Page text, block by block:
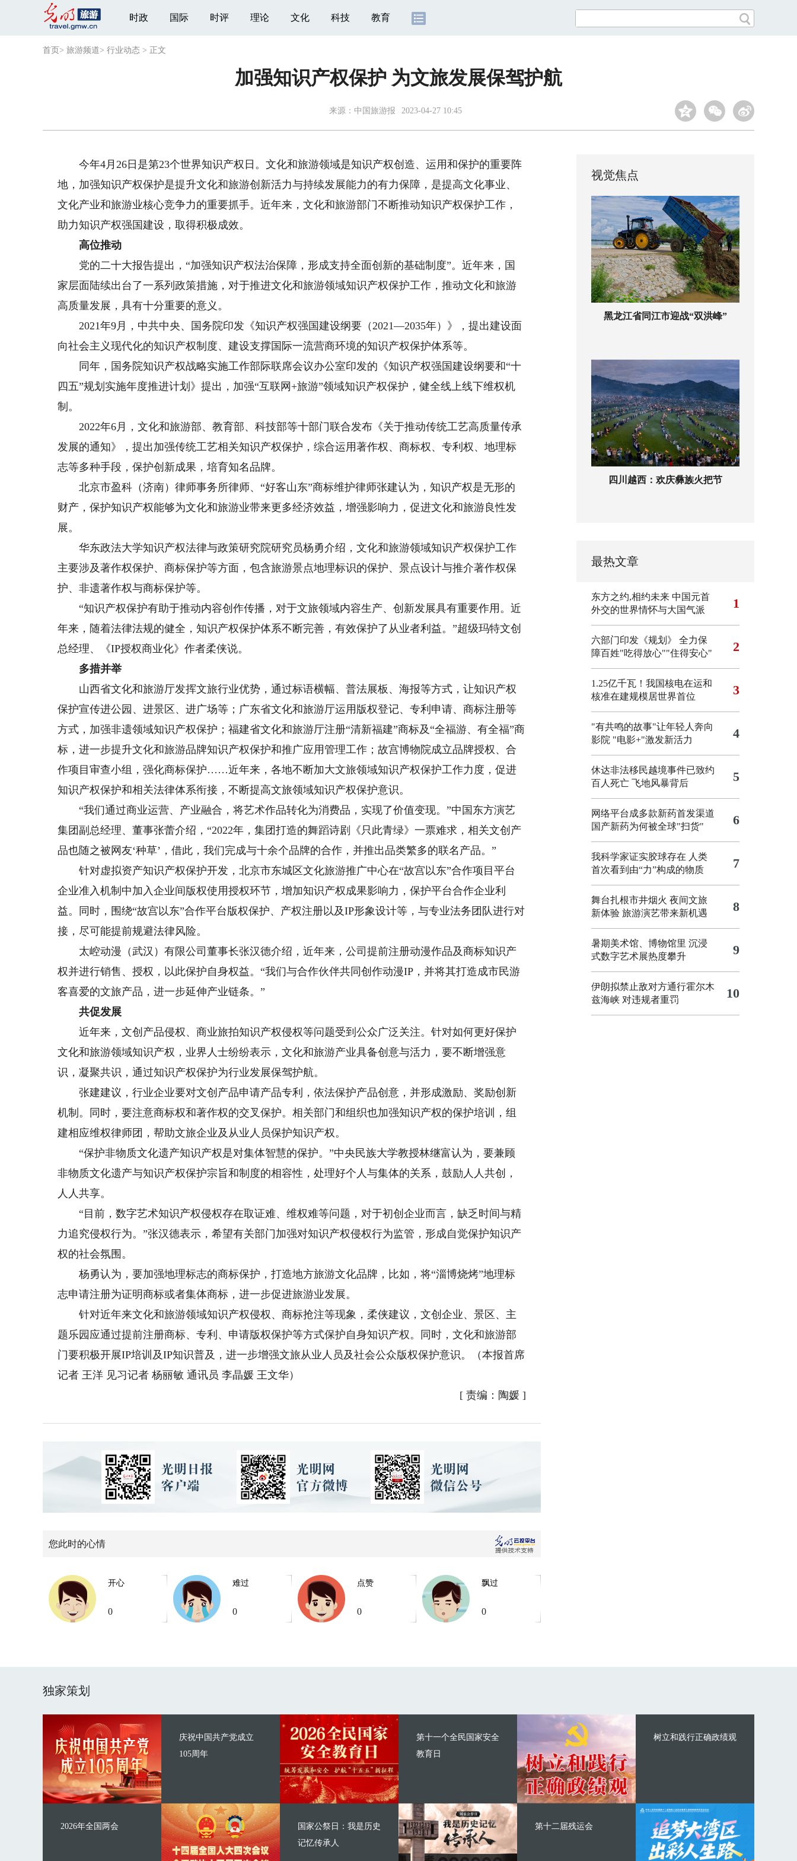
时政 国际 时评 理论 文化 科技 教育
首页 > 旅游频道> 行业动态 > 正文
加强知识产权保护 为文旅发展保驾护航
来源： 中国旅游报 2023-04-27 10:45
今年4月26日是第23个世界知识产权日。文化和旅游领域是知识产权创造、运用和保护的重要阵
地，加强知识产权保护是提升文化和旅游创新活力与持续发展能力的有力保障，是提高文化事业、
文化产业和旅游业核心竞争力的重要抓手。近年来，文化和旅游部门不断推动知识产权保护工作，
助力知识产权强国建设，取得积极成效。
高位推动
党的二十大报告提出，“加强知识产权法治保障，形成支持全面创新的基础制度”。近年来，国
家层面陆续出台了一系列政策措施，对于推进文化和旅游领域知识产权保护工作，推动文化和旅游
高质量发展，具有十分重要的意义。
2021年9月，中共中央、国务院印发《知识产权强国建设纲要（2021—2035年）》，提出建设面
向社会主义现代化的知识产权制度、建设支撑国际一流营商环境的知识产权保护体系等。
同年，国务院知识产权战略实施工作部际联席会议办公室印发的《知识产权强国建设纲要和“十
四五”规划实施年度推进计划》提出，加强“互联网+旅游”领域知识产权保护，健全线上线下维权机
制。
2022年6月，文化和旅游部、教育部、科技部等十部门联合发布《关于推动传统工艺高质量传承
发展的通知》，提出加强传统工艺相关知识产权保护，综合运用著作权、商标权、专利权、地理标
志等多种手段，保护创新成果，培育知名品牌。
北京市盈科（济南）律师事务所律师、“好客山东”商标维护律师张建认为，知识产权是无形的
财产，保护知识产权能够为文化和旅游业带来更多经济效益，增强影响力，促进文化和旅游良性发
展。
华东政法大学知识产权法律与政策研究院研究员杨勇介绍，文化和旅游领域知识产权保护工作
主要涉及著作权保护、商标保护等方面，包含旅游景点地理标识的保护、景点设计与推介著作权保
护、非遗著作权与商标保护等。
“知识产权保护有助于推动内容创作传播，对于文旅领域内容生产、创新发展具有重要作用。近
年来，随着法律法规的健全，知识产权保护体系不断完善，有效保护了从业者利益。”超级玛特文创
总经理、《IP授权商业化》作者柔侠说。
多措并举
山西省文化和旅游厅发挥文旅行业优势，通过标语横幅、普法展板、海报等方式，让知识产权
保护宣传进公园、进景区、进广场等；广东省文化和旅游厅运用版权登记、专利申请、商标注册等
方式，加强非遗领域知识产权保护；福建省文化和旅游厅注册“清新福建”商标及“全福游、有全福”商
标，进一步提升文化和旅游品牌知识产权保护和推广应用管理工作；故宫博物院成立品牌授权、合
作项目审查小组，强化商标保护……近年来，各地不断加大文旅领域知识产权保护工作力度，促进
知识产权保护和相关法律体系衔接，不断提高文旅领域知识产权保护意识。
“我们通过商业运营、产业融合，将艺术作品转化为消费品，实现了价值变现。”中国东方演艺
集团副总经理、董事张蕾介绍，“2022年，集团打造的舞蹈诗剧《只此青绿》一票难求，相关文创产
品也随之被网友‘种草’，借此，我们完成与十余个品牌的合作，并推出品类繁多的联名产品。”
针对虚拟资产知识产权保护开发，北京市东城区文化旅游推广中心在“故宫以东”合作项目平台
企业准入机制中加入企业间版权使用授权环节，增加知识产权成果影响力，保护平台合作企业利
益。同时，围绕“故宫以东”合作平台版权保护、产权注册以及IP形象设计等，与专业法务团队进行对
接，尽可能提前规避法律风险。
太崆动漫（武汉）有限公司董事长张汉德介绍，近年来，公司提前注册动漫作品及商标知识产
权并进行销售、授权，以此保护自身权益。“我们与合作伙伴共同创作动漫IP，并将其打造成市民游
客喜爱的文旅产品，进一步延伸产业链条。”
共促发展
近年来，文创产品侵权、商业旅拍知识产权侵权等问题受到公众广泛关注。针对如何更好保护
文化和旅游领域知识产权，业界人士纷纷表示，文化和旅游产业具备创意与活力，要不断增强意
识，凝聚共识，通过知识产权保护为行业发展保驾护航。
张建建议，行业企业要对文创产品申请产品专利，依法保护产品创意，并形成激励、奖励创新
机制。同时，要注意商标权和著作权的交叉保护。相关部门和组织也加强知识产权的保护培训，组
建相应维权律师团，帮助文旅企业及从业人员保护知识产权。
“保护非物质文化遗产知识产权是对集体智慧的保护。”中央民族大学教授林继富认为，要兼顾
非物质文化遗产与知识产权保护宗旨和制度的相容性，处理好个人与集体的关系，鼓励人人共创，
人人共享。
“目前，数字艺术知识产权侵权存在取证难、维权难等问题，对于初创企业而言，缺乏时间与精
力追究侵权行为。”张汉德表示，希望有关部门加强对知识产权侵权行为监管，形成自觉保护知识产
权的社会氛围。
杨勇认为，要加强地理标志的商标保护，打造地方旅游文化品牌，比如，将“淄博烧烤”地理标
志申请注册为证明商标或者集体商标，进一步促进旅游业发展。
针对近年来文化和旅游领域知识产权侵权、商标抢注等现象，柔侠建议，文创企业、景区、主
题乐园应通过提前注册商标、专利、申请版权保护等方式保护自身知识产权。同时，文化和旅游部
门要积极开展IP培训及IP知识普及，进一步增强文旅从业人员及社会公众版权保护意识。（本报首席
记者 王洋 见习记者 杨丽敏 通讯员 李晶媛 王文华）
[ 责编：陶媛]
您此时的心情
开心
0
难过
0
点赞
0
飘过
0
视觉焦点
黑龙江省同江市迎战“双洪峰”
四川越西：欢庆彝族火把节
最热文章
东方之约,相约未来 中国元首
外交的世界情怀与大国气派
1
六部门印发《规划》 全力保
障百姓"吃得放心""住得安心"
2
1.25亿千瓦！我国核电在运和
核准在建规模居世界首位
3
"有共鸣的故事"让年轻人奔向
影院 "电影+"激发新活力 4
休达非法移民越境事件已致约
百人死亡 飞地风暴背后 5
网络平台成多款新药首发渠道
国产新药为何被全球"扫货"
6
我科学家证实胶球存在 人类
首次看到由“力”构成的物质
7
舞台扎根市井烟火 夜间文旅
新体验 旅游演艺带来新机遇 8
暑期美术馆、博物馆里 沉浸
式数字艺术展热度攀升
9
伊朗拟禁止敌对方通行霍尔木
兹海峡 对违规者重罚
10
独家策划
庆祝中国共产党成立
105周年
2026年全国两会
第十一个全民国家安全
教育日
国家公祭日：我是历史
记忆传承人
树立和践行正确政绩观
第十二届残运会